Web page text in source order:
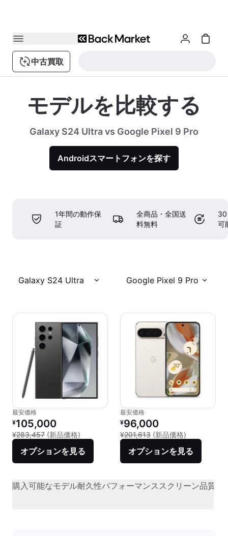
中古買取
モデルを比較する
Galaxy S24 Ultra vs Google Pixel 9 Pro
Androidスマートフォンを探す
1年間の動作保
証
全商品・全国送
料無料
30
可
Galaxy S24 Ultra Google Pixel 9 Pro
最安価格
リファービッシュ品の価格：
¥105,000
¥283,457 (新品価格) 新品との比較：¥283,457
オプションを見る
最安価格
リファービッシュ品の価格：
¥96,000
¥201,613 (新品価格)
オプションを見る
購入可能なモデル耐久性パフォーマンススクリーン品質